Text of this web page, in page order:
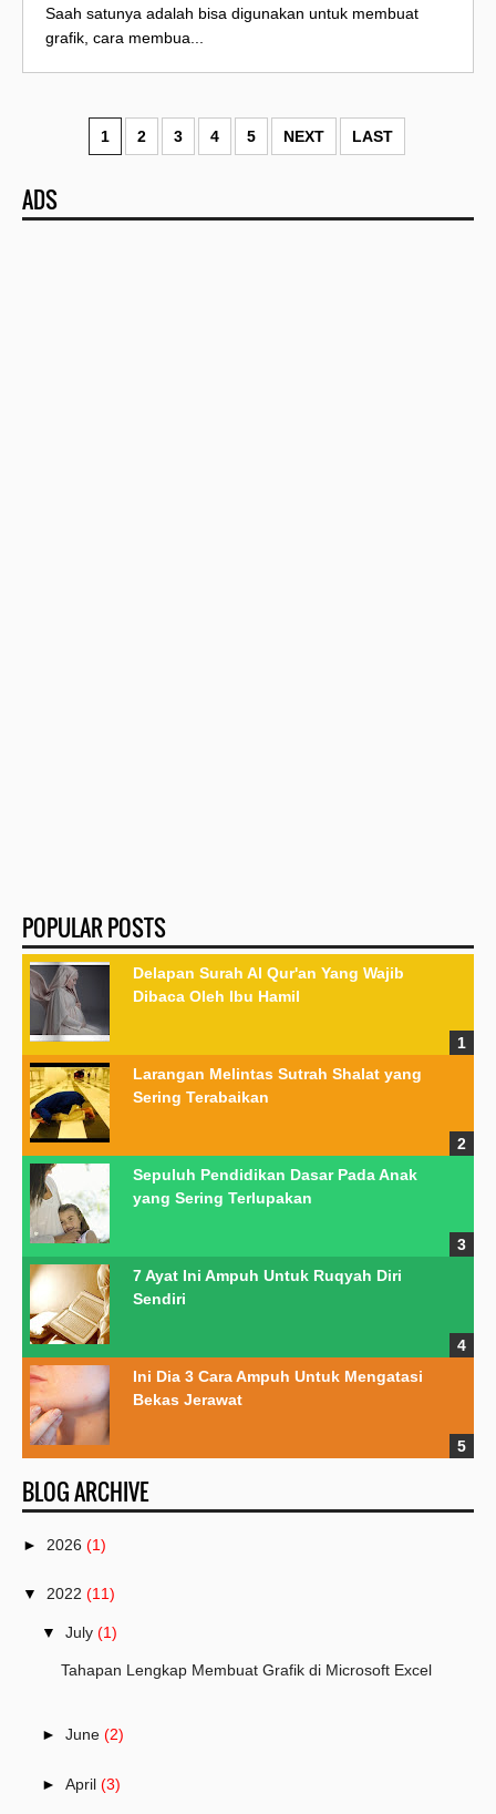
Saah satunya adalah bisa digunakan untuk membuat
grafik, cara membua...
1 2 3 4 5 NEXT LAST
ADS
POPULAR POSTS
Delapan Surah Al Qur'an Yang Wajib
Dibaca Oleh Ibu Hamil
Larangan Melintas Sutrah Shalat yang
Sering Terabaikan
Sepuluh Pendidikan Dasar Pada Anak
yang Sering Terlupakan
7 Ayat Ini Ampuh Untuk Ruqyah Diri
Sendiri
Ini Dia 3 Cara Ampuh Untuk Mengatasi
Bekas Jerawat
BLOG ARCHIVE
► 2026 (1)
▼ 2022 (11)
▼ July (1)
Tahapan Lengkap Membuat Grafik di Microsoft Excel
► June (2)
► April (3)